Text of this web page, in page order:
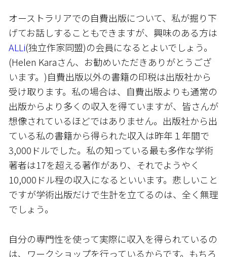
オーストラリアでの自費出版について、私が掘り下
げてお話しすることもできますが、興味のある方は
ALLi(独立作家同盟)の会員になるとよいでしょう。
(Helen Karaさん、お勧めいただきありがとうござ
います。)自費出版以外の書籍の印税は出版社から
受け取ります。私の場合は、自費出版よりも通常の
出版からより多くの収入を得ていますが、皆さんが
想像されているほどではありません。出版社から出
ている私の書籍から得られた収入は昨年１年間で
3,000ドルでした。私の知っている最も多作な学術
著者は17を超える著作があり、それでようやく
10,000ドル程の収入になるといいます。悲しいこと
ですが学術出版だけで生計を立てるのは、全く無理
でしょう。
自分の専門性を使って実際に収入を得られているの
は、ワークショップを行っているからです。もちろ